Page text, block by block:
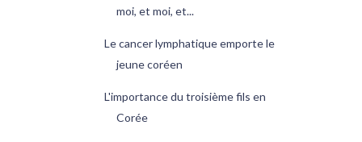
moi, et moi, et...
Le cancer lymphatique emporte le
jeune coréen
L'importance du troisième fils en
Corée